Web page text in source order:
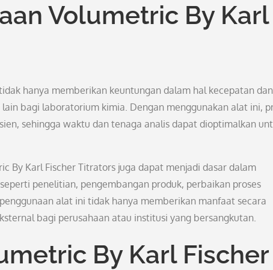
Volumetric By Karl
hanya memberikan keuntungan dalam hal kecepatan dan
bagi laboratorium kimia. Dengan menggunakan alat ini,
sehingga waktu dan tenaga analis dapat dioptimalkan
By Karl Fischer Titrators juga dapat menjadi dasar dalam
penelitian, pengembangan produk, perbaikan proses
alat ini tidak hanya memberikan manfaat secara
bagi perusahaan atau institusi yang bersangkutan.
By Karl Fischer